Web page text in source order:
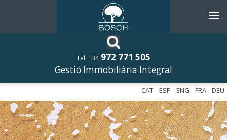
Tel. +34 972 771 505
Gestió Immobiliària Integral
DEU
FRA
ENG
ESP
CAT